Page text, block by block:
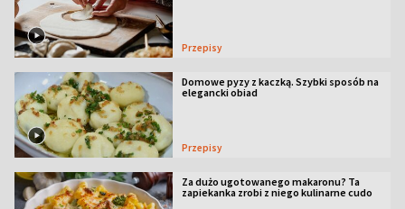
Przepisy
Domowe pyzy z kaczką. Szybki sposób na
elegancki obiad
Przepisy
Za dużo ugotowanego makaronu? Ta
zapiekanka zrobi z niego kulinarne cudo